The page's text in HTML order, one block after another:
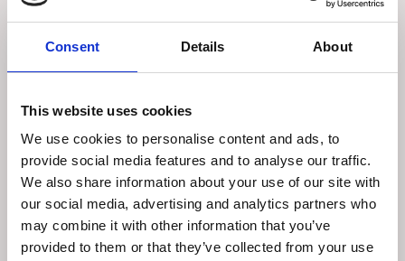
Consent Details About
This website uses cookies
We use cookies to personalise content and ads, to
provide social media features and to analyse our traffic.
We also share information about your use of our site with
our social media, advertising and analytics partners who
may combine it with other information that you’ve
provided to them or that they’ve collected from your use
testati e realizzati in conformità con i requisiti della
norma ISO 5579:2013.
02
Consegna a livello globale
La gestione dei materiali radioattivi è un processo
complesso, che deve rispettare tutte le normative
vigenti in materia di trasporto. QSA Global, Inc. mette a
disposizione una rete globale di specialisti in